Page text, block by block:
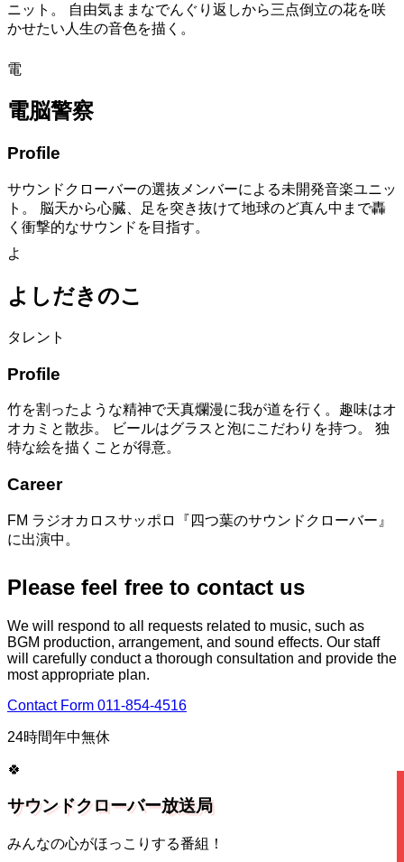
ニット。 自由気ままなでんぐり返しから三点倒立の花を咲
かせたい人生の音色を描く。
電
電脳警察
Profile
サウンドクローバーの選抜メンバーによる未開発音楽ユニッ
ト。 脳天から心臓、足を突き抜けて地球のど真ん中まで轟
く衝撃的なサウンドを目指す。
よ
よしだきのこ
タレント
Profile
竹を割ったような精神で天真爛漫に我が道を行く。趣味はオ
オカミと散歩。 ビールはグラスと泡にこだわりを持つ。 独
特な絵を描くことが得意。
Career
FM ラジオカロスサッポロ『四つ葉のサウンドクローバー』
に出演中。
Please feel free to contact us
We will respond to all requests related to music, such as
BGM production, arrangement, and sound effects. Our staff
will carefully conduct a thorough consultation and provide the
most appropriate plan.
Contact Form 011-854-4516
24時間年中無休
🍀
サウンドクローバー放送局
みんなの心がほっこりする番組！